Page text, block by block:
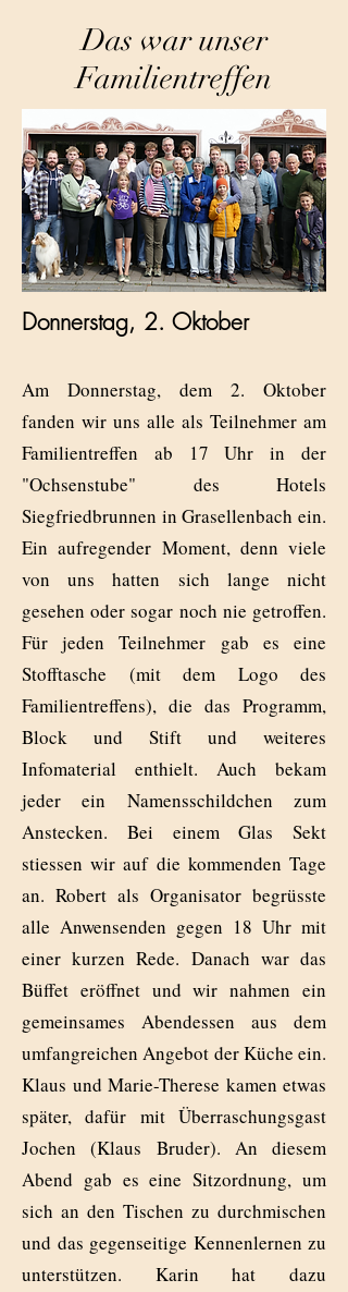
Das war unser
Familientreffen
Donnerstag, 2. Oktober
Am Donnerstag, dem 2. Oktober
fanden wir uns alle als Teilnehmer am
Familientreffen ab 17 Uhr in der
"Ochsenstube" des Hotels
Siegfriedbrunnen in Grasellenbach ein.
Ein aufregender Moment, denn viele
von uns hatten sich lange nicht
gesehen oder sogar noch nie getroffen.
Für jeden Teilnehmer gab es eine
Stofftasche (mit dem Logo des
Familientreffens), die das Programm,
Block und Stift und weiteres
Infomaterial enthielt. Auch bekam
jeder ein Namensschildchen zum
Anstecken. Bei einem Glas Sekt
stiessen wir auf die kommenden Tage
an. Robert als Organisator begrüsste
alle Anwensenden gegen 18 Uhr mit
einer kurzen Rede. Danach war das
Büffet eröffnet und wir nahmen ein
gemeinsames Abendessen aus dem
umfangreichen Angebot der Küche ein.
Klaus und Marie-Therese kamen etwas
später, dafür mit Überraschungsgast
Jochen (Klaus Bruder). An diesem
Abend gab es eine Sitzordnung, um
sich an den Tischen zu durchmischen
und das gegenseitige Kennenlernen zu
unterstützen. Karin hat dazu